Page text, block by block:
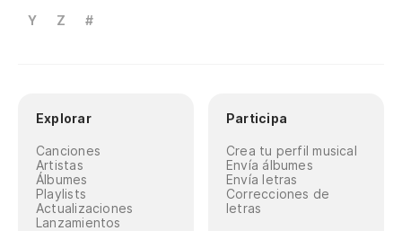
Y
Z #
Explorar
Canciones
Artistas
Álbumes
Playlists
Actualizaciones
Lanzamientos
Participa
Crea tu perfil musical
Envía álbumes
Envía letras
Correcciones de
letras